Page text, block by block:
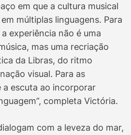
em que a cultura musical
múltiplas linguagens. Para
experiência não é uma
mas uma recriação
da Libras, do ritmo
visual. Para as
a escuta ao incorporar
completa Victória.
com a leveza do mar,